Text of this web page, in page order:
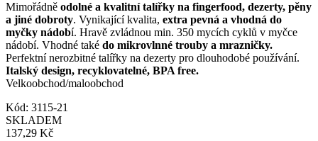
Mimořádně odolné a kvalitní talířky na fingerfood, dezerty, pěny
a jiné dobroty. Vynikající kvalita, extra pevná a vhodná do
myčky nádobí. Hravě zvládnou min. 350 mycích cyklů v myčce
nádobí. Vhodné také do mikrovlnné trouby a mrazničky.
Perfektní nerozbitné talířky na dezerty pro dlouhodobé používání.
Italský design, recyklovatelné, BPA free.
Velkoobchod/maloobchod
Kód: 3115-21
SKLADEM
137,29 Kč